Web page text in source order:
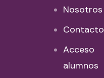
Nosotros
Contacto
Acceso
alumnos